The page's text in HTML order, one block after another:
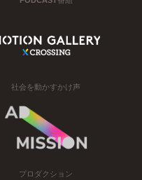
社会を動かすかけ声
プロダクション